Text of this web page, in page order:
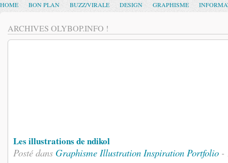
HOME BON PLAN BUZZ/VIRALE DESIGN GRAPHISME
ARCHIVES OLYBOP.INFO !
Les illustrations de ndikol
Posté dans Graphisme Illustration Inspiration Portfolio -